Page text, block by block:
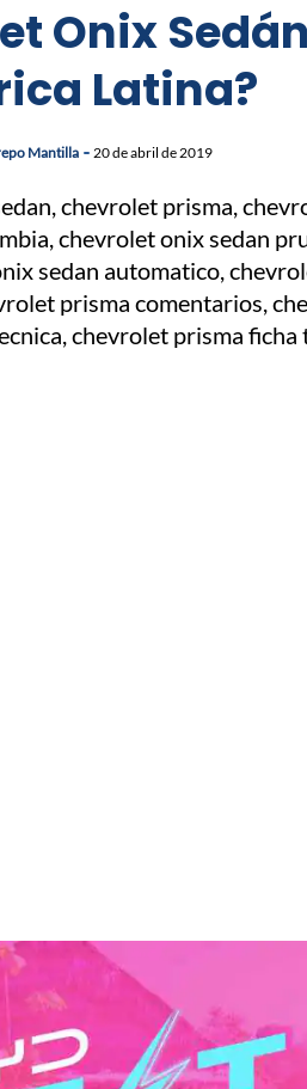
Onix
Latina?
Mantilla 20 de abril de 2019